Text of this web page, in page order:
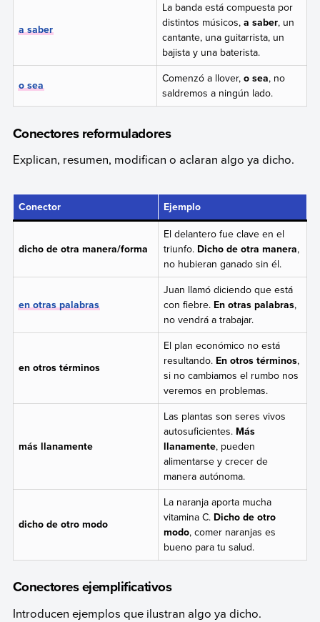
a saber
La banda está compuesta por
distintos músicos, a saber, un
cantante, una guitarrista, un
bajista y una baterista.
o sea Comenzó a llover, o sea, no
saldremos a ningún lado.
Conectores reformuladores
Explican, resumen, modifican o aclaran algo ya dicho.
Conector Ejemplo
dicho de otra manera/forma
El delantero fue clave en el
triunfo. Dicho de otra manera,
no hubieran ganado sin él.
en otras palabras
Juan llamó diciendo que está
con fiebre. En otras palabras,
no vendrá a trabajar.
en otros términos
El plan económico no está
resultando. En otros términos,
si no cambiamos el rumbo nos
veremos en problemas.
más llanamente
Las plantas son seres vivos
autosuficientes.Más
llanamente, pueden
alimentarse y crecer de
manera autónoma.
dicho de otro modo
La naranja aporta mucha
vitamina C. Dicho de otro
modo, comer naranjas es
bueno para tu salud.
Conectores ejemplificativos
Introducen ejemplos que ilustran algo ya dicho.